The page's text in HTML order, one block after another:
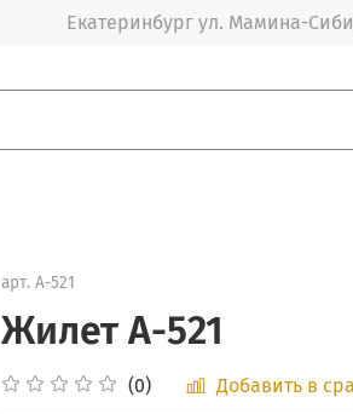
Екатеринбург ул. Мамина-
арт. А-521
Жилет А-521
(0) Добавить в